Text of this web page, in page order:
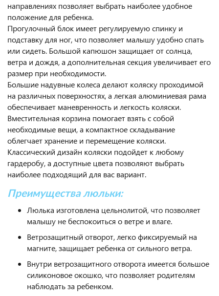
направлениях позволяет выбрать наиболее удобное
положение для ребенка.
Прогулочный блок имеет регулируемую спинку и
подставку для ног, что позволяет малышу удобно спать
или сидеть. Большой капюшон защищает от солнца,
ветра и дождя, а дополнительная секция увеличивает его
размер при необходимости.
Большие надувные колеса делают коляску проходимой
на различных поверхностях, а легкая алюминиевая рама
обеспечивает маневренность и легкость коляски.
Вместительная корзина помогает взять с собой
необходимые вещи, а компактное складывание
облегчает хранение и перемещение коляски.
Классический дизайн коляски подойдет к любому
гардеробу, а доступные цвета позволяют выбрать
наиболее подходящий для вас вариант.
Преимущества люльки:
Люлька изготовлена цельнолитой, что позволяет
малышу не беспокоиться о ветре и влаге.
Ветрозащитный отворот, легко фиксируемый на
магните, защищает ребенка от сильного ветра.
Внутри ветрозащитного отворота имеется большое
силиконовое окошко, что позволяет родителям
наблюдать за ребенком.